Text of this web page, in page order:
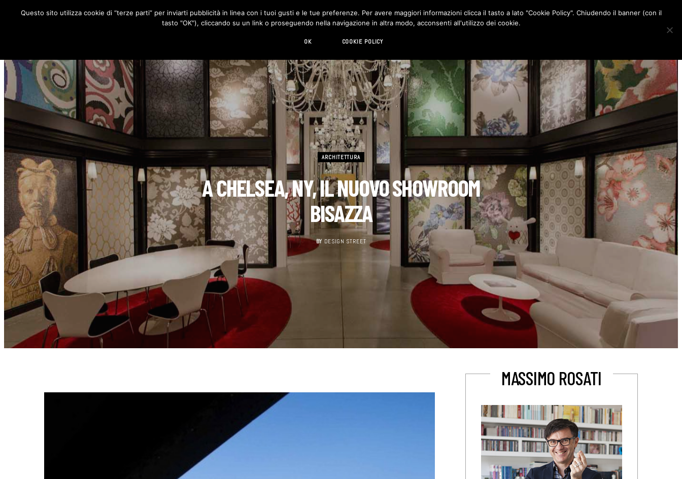
RUBRICHE DESIGN LIVING HI-TECH CHI SIAMO CONTATTI
o
o
k
g
r
r
e
t
d
I
n
ARCHITETTURA
A CHELSEA, NY, IL NUOVO SHOWROOM
BISAZZA
BY DESIGN STREET
MASSIMO ROSATI
Questo sito utilizza cookie di “terze parti” per inviarti pubblicità in linea con i tuoi gusti e le tue preferenze. Per avere maggiori informazioni clicca il tasto a lato "Cookie Policy". Chiudendo il banner (con il
tasto "OK"), cliccando su un link o proseguendo nella navigazione in altra modo, acconsenti all'utilizzo dei cookie.
OK COOKIE POLICY